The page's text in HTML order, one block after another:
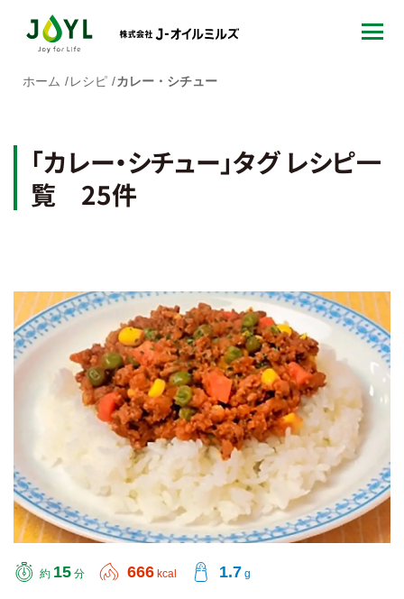
ホーム レシピ カレー・シチュー
「カレー・シチュー」タグ レシピ一
覧 25件
約 15 分 666 kcal 1.7 g